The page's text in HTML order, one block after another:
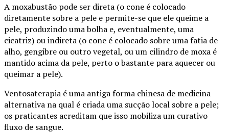
A moxabustão pode ser direta (o cone é colocado
diretamente sobre a pele e permite-se que ele queime a
pele, produzindo uma bolha e, eventualmente, uma
cicatriz) ou indireta (o cone é colocado sobre uma fatia de
alho, gengibre ou outro vegetal, ou um cilindro de moxa é
mantido acima da pele, perto o bastante para aquecer ou
queimar a pele).
Ventosaterapia é uma antiga forma chinesa de medicina
alternativa na qual é criada uma sucção local sobre a pele;
os praticantes acreditam que isso mobiliza um curativo
fluxo de sangue.